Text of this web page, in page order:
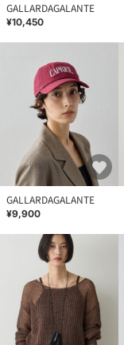
GALLARDAGALANTE
¥10,450
GALLARDAGALANTE
¥9,900